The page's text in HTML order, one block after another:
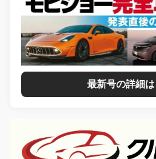
最新号の詳細